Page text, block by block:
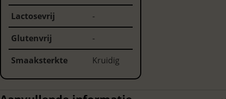
Lactosevrij
-
Glutenvrij
-
Smaaksterkte
Kruidig